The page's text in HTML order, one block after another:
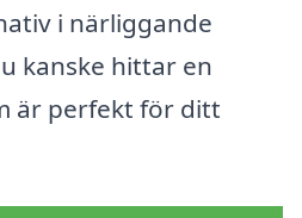
i närliggande
kanske hittar en
är perfekt för ditt